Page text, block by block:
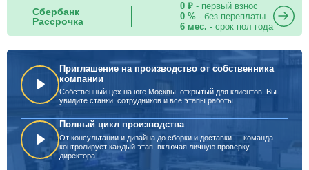
Сбербанк
Рассрочка
0 ₽- первый взнос
0 %- без переплаты
6 мес. - срок пол года
Приглашение на производство от собственника
компании
Собственный цех на юге Москвы, открытый для клиентов. Вы
увидите станки, сотрудников и все этапы работы.
Полный цикл производства
От консультации и дизайна до сборки и доставки — команда
контролирует каждый этап, включая личную проверку
директора.